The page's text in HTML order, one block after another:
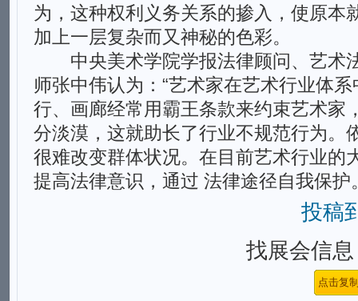
为，这种权利义务关系的掺入，使原本
加上一层复杂而又神秘的色彩。
中央美术学院学报法律顾问、艺术
师张中伟认为：“艺术家在艺术行业体
行、画廊经常用霸王条款来约束艺术家
分淡漠，这就助长了行业不规范行为。
很难改变群体状况。在目前艺术行业的
提高法律意识，通过 法律途径自我保护
投稿
找展会信